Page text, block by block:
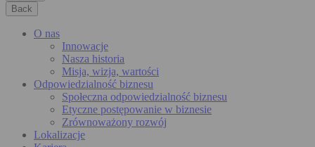
Back
O nas
Innowacje
Nasza historia
Misja, wizja, wartości
Odpowiedzialność biznesu
Społeczna odpowiedzialność biznesu
Etyczne postępowanie w biznesie
Zrównoważony rozwój
Lokalizacje